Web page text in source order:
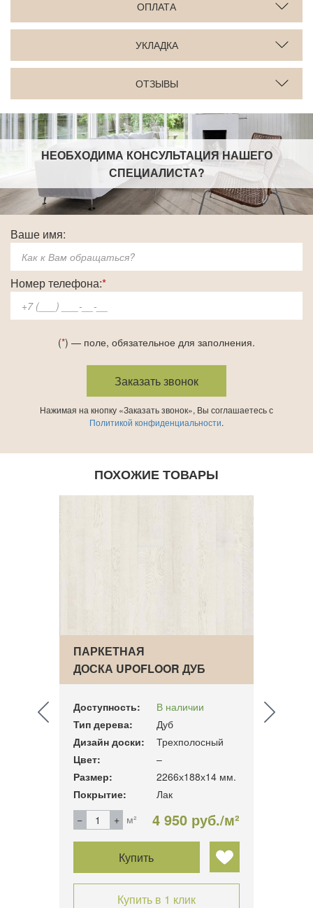
ОПЛАТА
УКЛАДКА
ОТЗЫВЫ
НЕОБХОДИМА КОНСУЛЬТАЦИЯ НАШЕГО
СПЕЦИАЛИСТА?
Ваше имя:
Номер телефона:*
(*) — поле, обязательное для заполнения.
Нажимая на кнопку «Заказать звонок», Вы соглашаетесь с
Политикой конфиденциальности.
ПОХОЖИЕ ТОВАРЫ
ПАРКЕТНАЯ
ДОСКА UPOFLOOR ДУБ
WHITE MARBLE
Доступность:
В наличии
Тип дерева:
Дуб
Дизайн доски:
Трехполосный
Цвет:
–
Размер:
2266х188х14 мм.
Покрытие:
Лак
м²
4 950 руб./м²
Купить
Купить в 1 клик